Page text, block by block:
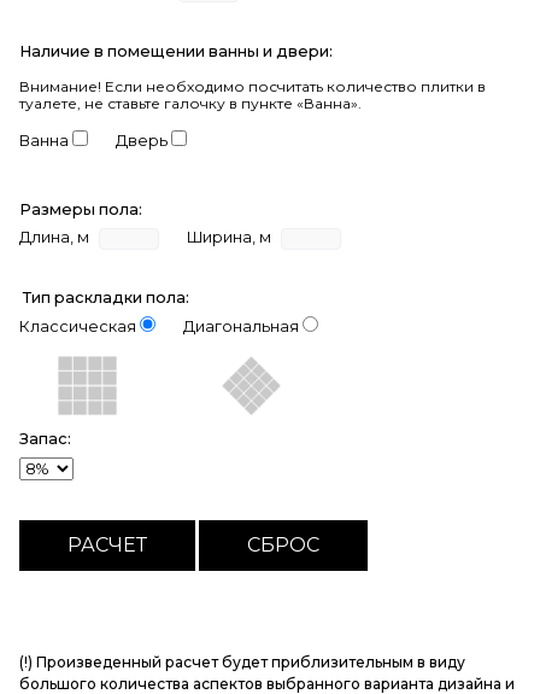
Наличие в помещении ванны и двери:
Внимание! Если необходимо посчитать количество плитки в
туалете, не ставьте галочку в пункте «Ванна».
Ванна Дверь
Размеры пола:
Длина, м
Ширина, м
Тип раскладки пола:
Классическая
Диагональная
Запас:
(!) Произведенный расчет будет приблизительным в виду
большого количества аспектов выбранного варианта дизайна и